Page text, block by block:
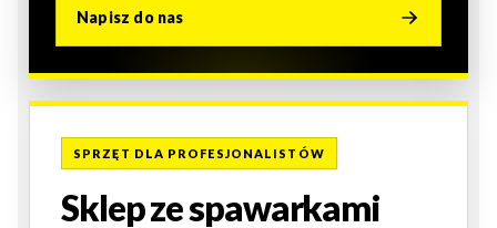
Napisz do nas
SPRZĘT DLA PROFESJONALISTÓW
Sklep ze spawarkami